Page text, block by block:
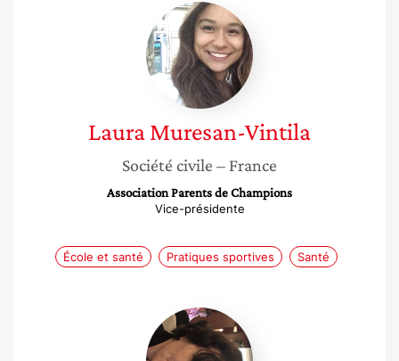
Laura
Muresan-
Vintila
LauraMuresan-Vintila
Société civile – France
Association Parents de Champions
Vice-présidente
École et santé Pratiques sportives Santé
Christine
Le
Clainche